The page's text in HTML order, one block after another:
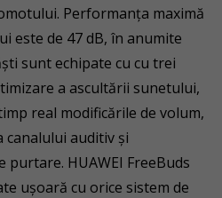
Performanța maximă
este de 47 dB, în anumite
sunt echipate cu cu trei
a ascultării sunetului,
real modificările de volum,
auditiv și
purtare. HUAWEI FreeBuds
ușoară cu orice sistem de